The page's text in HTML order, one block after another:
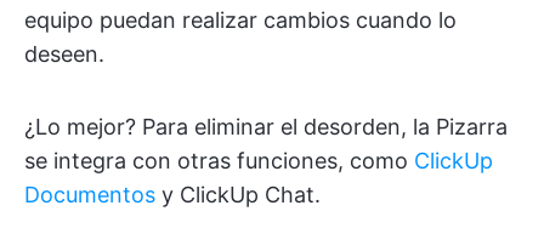
equipo puedan realizar cambios cuando lo
deseen.
¿Lo mejor? Para eliminar el desorden, la Pizarra
se integra con otras funciones, como ClickUp
Documentos y ClickUp Chat.